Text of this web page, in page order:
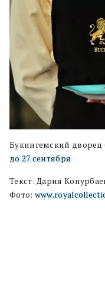
Букингемский дворец
до 27 сентября.
Текст: Дария
Фото: